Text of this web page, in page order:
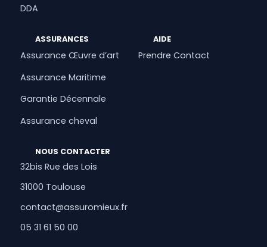
DDA
ASSURANCES
Assurance Œuvre d’art
Assurance Maritime
Garantie Décennale
Assurance cheval
AIDE
Prendre Contact
NOUS CONTACTER
32bis Rue des Lois
31000 Toulouse
contact@assuromieux.fr
05 31 61 50 00